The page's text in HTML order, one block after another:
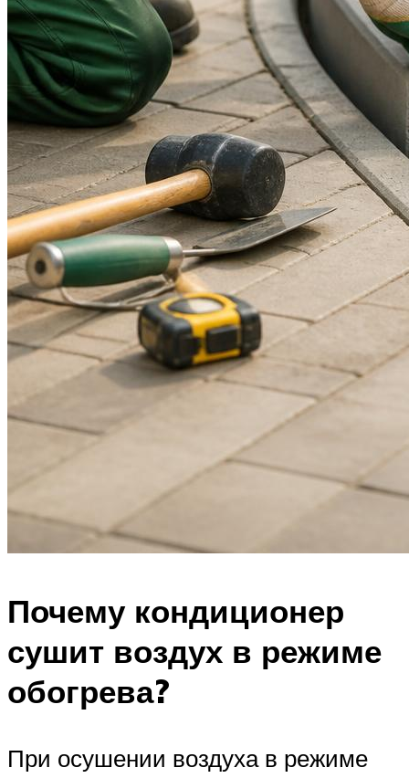
Почему кондиционер
сушит воздух в режиме
обогрева?
При осушении воздуха в режиме